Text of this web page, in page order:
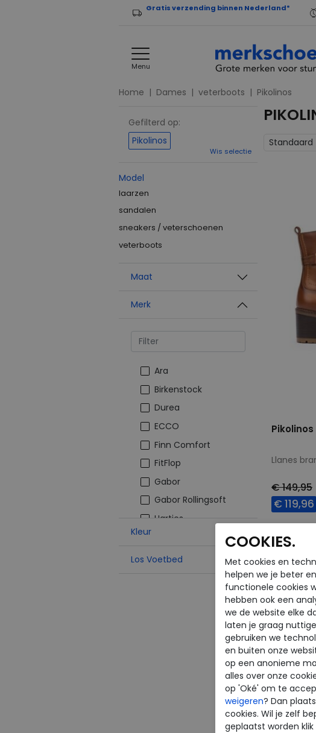
Gratis verzending binnen Nederland*
Menu
Home Dames veterboots Pikolinos
Gefilterd op:
Pikolinos
Wis selectie
Model
laarzen
sandalen
sneakers / veterschoenen
veterboots
Maat
Merk
Ara
Birkenstock
Durea
ECCO
Finn Comfort
FitFlop
Gabor
Gabor Rollingsoft
Hartjes
Joya
Kleur
Los Voetbed
Standaard
Pikolinos
Llanes
€ 149,95
€ 119,96
37
COOKIES.
Met cookies en
helpen we je beter
functionele cookies
hebben ook een
we de website elke
laten je graag
gebruiken we
en buiten onze
op een anonieme
alles over onze
op 'Oké' om te
weigeren? Dan
cookies. Wil je zelf
geplaatst worden klik